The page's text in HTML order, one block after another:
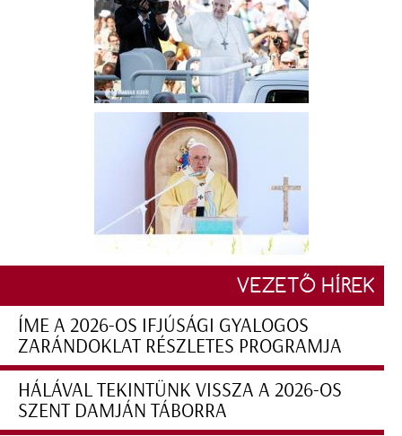
VEZETŐ HÍREK
ÍME A 2026-OS IFJÚSÁGI GYALOGOS
ZARÁNDOKLAT RÉSZLETES PROGRAMJA
HÁLÁVAL TEKINTÜNK VISSZA A 2026-OS
SZENT DAMJÁN TÁBORRA